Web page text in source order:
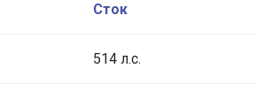
Сток
514 л.с.